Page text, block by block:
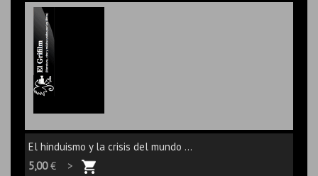
El hinduismo y la crisis del mundo ...
5,00€ >